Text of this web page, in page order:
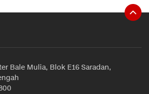
Bale Mulia, Blok E16 Saradan,